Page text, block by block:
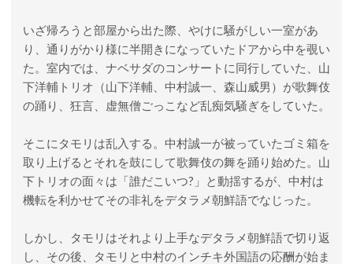
いざ帰ろうと部屋から出た際、やけに騒がしい一室があ
り、通りがかり様に半開きになっていたドアから中を覗い
た。室内では、ナベサダのコンサートに同行していた、山
下洋輔トリオ（山下洋輔、中村誠一、森山威男）が歌舞伎
の踊り、狂言、虚無僧ごっこなど乱痴気騒ぎをしていた。
そこにタモリは乱入する。中村誠一が被っていたゴミ箱を
取り上げるとそれを鼓にして歌舞伎の舞を踊り始めた。山
下トリオの面々は「誰だこいつ?」と動揺するが、中村は
機転を利かせてその非礼をデタラメ朝鮮語でなじった。
しかし、タモリはそれより上手なデタラメ朝鮮語で切り返
し、その後、タモリと中村のインチキ外国語の応酬が始ま